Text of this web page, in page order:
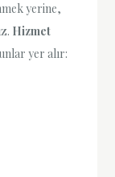
yerine,
Hizmet
yer alır: